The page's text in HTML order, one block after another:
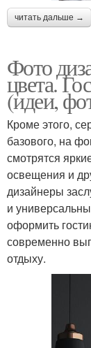
читать дальше →
Фото
цвета.
(идеи,
Кроме этого,
базового, на
смотрятся
освещения и
дизайнеры
и
оформить
современно
отдыху.